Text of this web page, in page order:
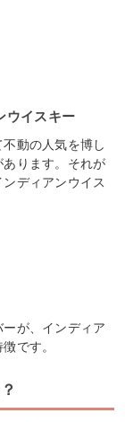
ウイスキー
動の人気を博し
ります。それが
ディアンウイス
が、インディア
です。